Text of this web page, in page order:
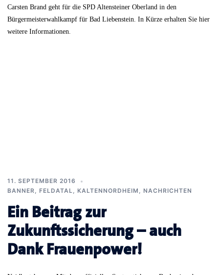
Carsten Brand geht für die SPD Altensteiner Oberland in den
Bürgermeisterwahlkampf für Bad Liebenstein. In Kürze erhalten Sie hier
weitere Informationen.
11. SEPTEMBER 2016
BANNER
FELDATAL KALTENNORDHEIM NACHRICHTEN
Ein Beitrag zur
Zukunftssicherung – auch
Dank Frauenpower!